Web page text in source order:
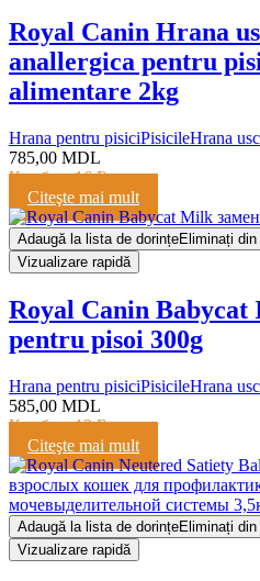
Royal Canin Hrana
anallergica pentru
alimentare 2kg
Hrana pentru pisiciPisicileHrana
785,00 MDL
Кешбэк:16 Баллов
Citeşte mai mult
Adaugă la lista de dorințeEliminați
Vizualizare rapidă
Royal Canin
pentru pisoi 300g
Hrana pentru pisiciPisicileHrana
585,00 MDL
Кешбэк:12 Баллов
Citeşte mai mult
Adaugă la lista de dorințeEliminați
Vizualizare rapidă